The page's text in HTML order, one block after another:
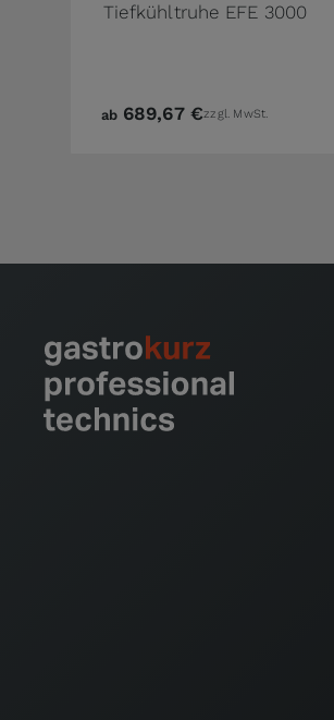
Tiefkühltruhe EFE 3000
ab 689,67 €zzgl. MwSt.